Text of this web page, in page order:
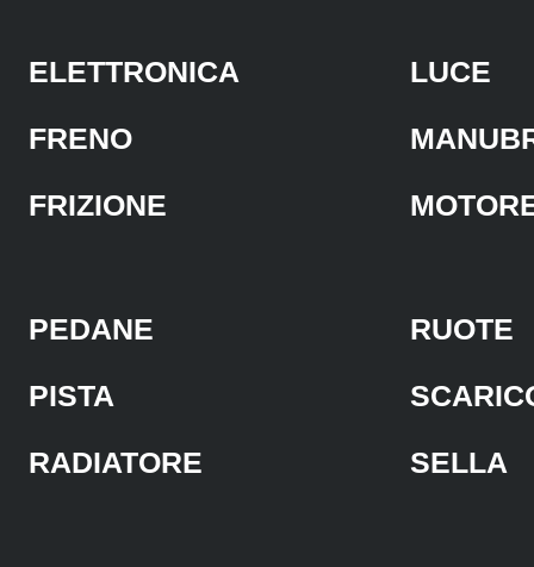
ELETTRONICA
FRENO
FRIZIONE
LUCE
PEDANE
PISTA
RADIATORE
RUOTE
SELLA